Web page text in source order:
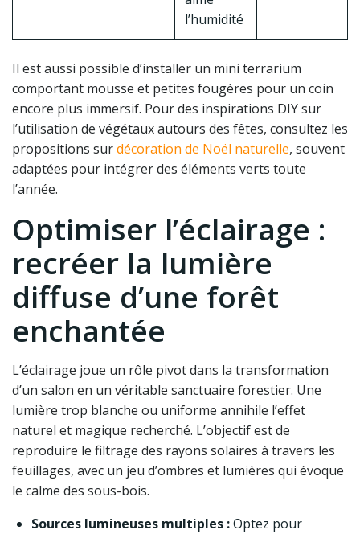
l’humidité
Il est aussi possible d’installer un mini terrarium
comportant mousse et petites fougères pour un coin
encore plus immersif. Pour des inspirations DIY sur
l’utilisation de végétaux autours des fêtes, consultez les
propositions surdécoration de Noël naturelle, souvent
adaptées pour intégrer des éléments verts toute
l’année.
Optimiser l’éclairage :
recréer la lumière
diffuse d’une forêt
enchantée
L’éclairage joue un rôle pivot dans la transformation
d’un salon en un véritable sanctuaire forestier. Une
lumière trop blanche ou uniforme annihile l’effet
naturel et magique recherché. L’objectif est de
reproduire le filtrage des rayons solaires à travers les
feuillages, avec un jeu d’ombres et lumières qui évoque
le calme des sous-bois.
Sources lumineuses multiples :Optez pour